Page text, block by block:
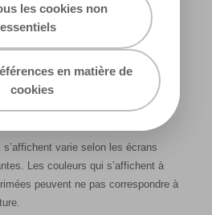
les cookies non
essentiels
en matière de
cookies
jouent un rôle important
dans votre maison. Utilisez cet
votre couleur en fonction de la
varie selon les écrans
Les couleurs qui s’affichent à
peuvent ne pas correspondre à